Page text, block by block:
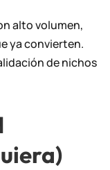
alto volumen,
ya convierten.
de nichos